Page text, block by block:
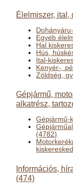
Élelmiszer, ital,
Egyéb
Hal
Hús,
Ital-
Kenyér-,
Zöldség,
Gépjármű,
alkatrész,
Gépjármű-
(4782)
Információs,
(474)